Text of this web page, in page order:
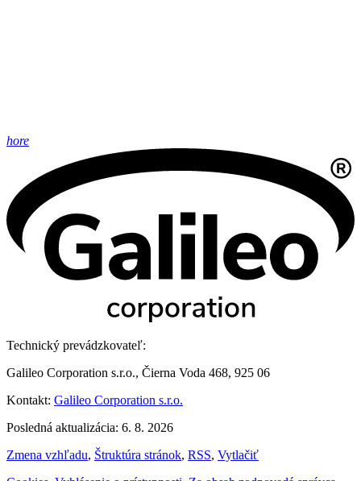
hore
Technický prevádzkovateľ:
Galileo Corporation s.r.o., Čierna Voda 468, 925 06
Kontakt: Galileo Corporation s.r.o.
Posledná aktualizácia: 6. 8. 2026
Zmena vzhľadu, Štruktúra stránok, RSS, Vytlačiť